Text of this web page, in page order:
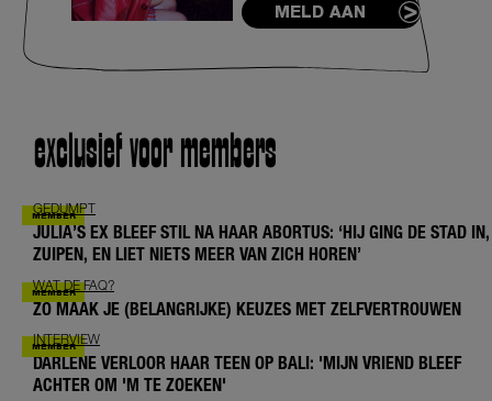
MELD AAN
exclusief voor members
GEDUMPT
JULIA’S EX BLEEF STIL NA HAAR ABORTUS: ‘HIJ GING DE STAD IN,
ZUIPEN, EN LIET NIETS MEER VAN ZICH HOREN’
WAT DE FAQ?
ZO MAAK JE (BELANGRIJKE) KEUZES MET ZELFVERTROUWEN
INTERVIEW
DARLENE VERLOOR HAAR TEEN OP BALI: 'MIJN VRIEND BLEEF
ACHTER OM 'M TE ZOEKEN'